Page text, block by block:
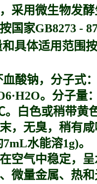
采用微生物发
国家GB8273 -
具体适用范围
酸钠，分子式：
。分子量
白色或稍带黄
，无臭，稍有
水能溶1g)。
空气中稳定，
微量金属、热